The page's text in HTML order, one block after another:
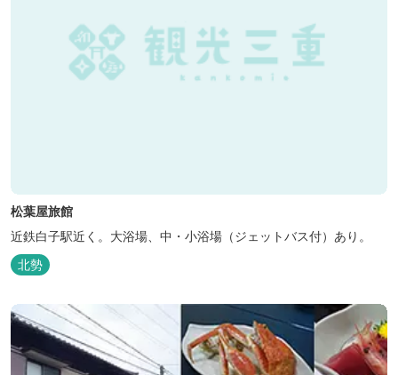
松葉屋旅館
近鉄白子駅近く。大浴場、中・小浴場（ジェットバス付）あり。
北勢